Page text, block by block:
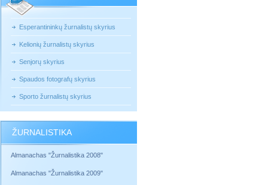
Esperantininkų žurnalistų skyrius
Kelionių žurnalistų skyrius
Senjorų skyrius
Spaudos fotografų skyrius
Sporto žurnalistų skyrius
ŽURNALISTIKA
Almanachas "Žurnalistika 2008"
Almanachas "Žurnalistika 2009"